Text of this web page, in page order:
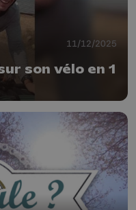
11/12/2025
son vélo en 1